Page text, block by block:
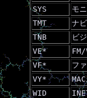
SYS
モ
TMT
ナ
TNB
ビ
VE*
VF*
フ
VY*
WID